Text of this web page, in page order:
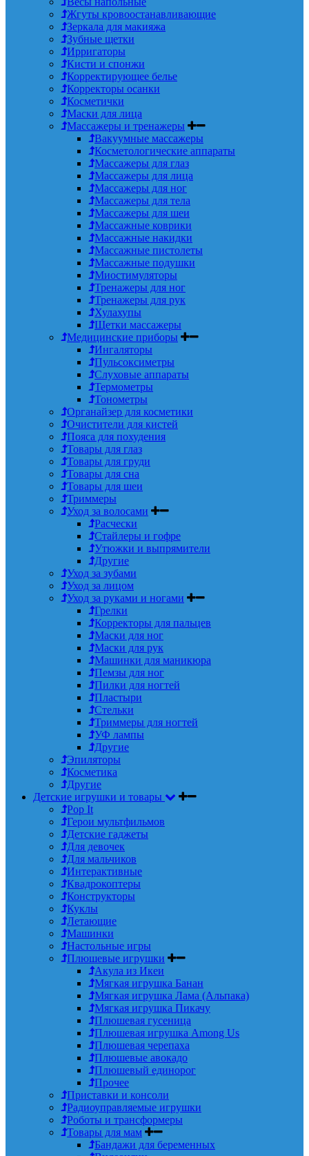
Жгуты кровоостанавливающие
Зеркала для макияжа
Зубные щетки
Ирригаторы
Кисти и спонжи
Корректирующее белье
Корректоры осанки
Косметички
Маски для лица
Массажеры и тренажеры
Вакуумные массажеры
Косметологические аппараты
Массажеры для глаз
Массажеры для лица
Массажеры для ног
Массажеры для тела
Массажеры для шеи
Массажные коврики
Массажные накидки
Массажные пистолеты
Массажные подушки
Миостимуляторы
Тренажеры для ног
Тренажеры для рук
Хулахупы
Щетки массажеры
Медицинские приборы
Ингаляторы
Пульсоксиметры
Слуховые аппараты
Термометры
Тонометры
Органайзер для косметики
Очистители для кистей
Пояса для похудения
Товары для глаз
Товары для груди
Товары для сна
Товары для шеи
Триммеры
Уход за волосами
Расчески
Стайлеры и гофре
Утюжки и выпрямители
Другие
Уход за зубами
Уход за лицом
Уход за руками и ногами
Грелки
Корректоры для пальцев
Маски для ног
Маски для рук
Машинки для маникюра
Пемзы для ног
Пилки для ногтей
Пластыри
Стельки
Триммеры для ногтей
УФ лампы
Другие
Эпиляторы
Косметика
Другие
Детские игрушки и товары
Pop It
Герои мультфильмов
Детские гаджеты
Для девочек
Для мальчиков
Интерактивные
Квадрокоптеры
Конструкторы
Куклы
Летающие
Машинки
Настольные игры
Плюшевые игрушки
Акула из Икеи
Мягкая игрушка Банан
Мягкая игрушка Лама (Альпака)
Мягкая игрушка Пикачу
Плюшевая гусеница
Плюшевая игрушка Among Us
Плюшевая черепаха
Плюшевые авокадо
Плюшевый единорог
Прочее
Приставки и консоли
Радиоуправляемые игрушки
Роботы и трансформеры
Товары для мам
Бандажи для беременных